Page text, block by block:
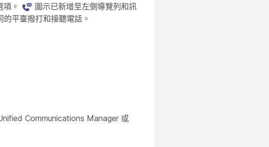
。
圖示已新增至左側導覽列和訊
平臺撥打和接聽電話。
Communications Manager 或